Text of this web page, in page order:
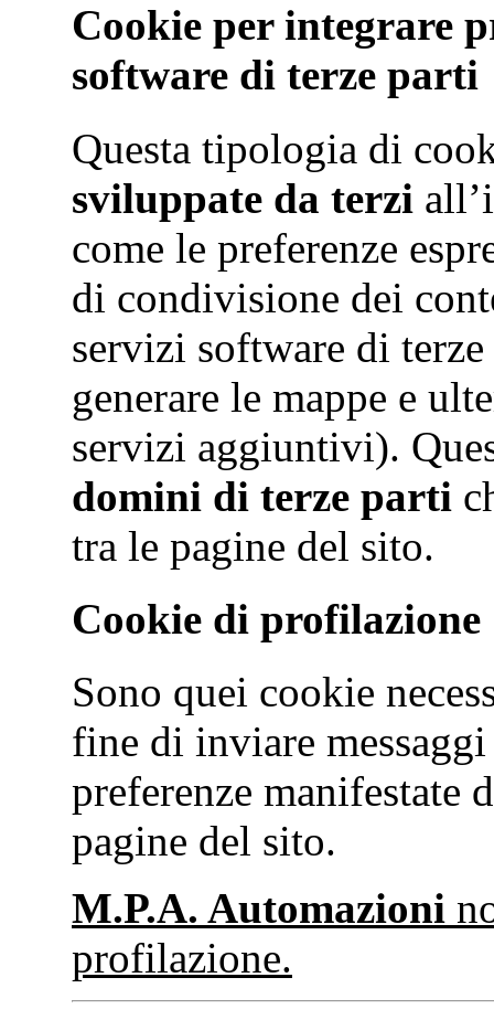
Cookie per integrare
software di terze parti
Questa tipologia di
sviluppate da terzi
come le preferenze
di condivisione dei
servizi software di
generare le mappe e
servizi aggiuntivi).
domini di terze parti
tra le pagine del sito.
Cookie di profilazione
Sono quei cookie
fine di inviare
preferenze manifestate
pagine del sito.
M.P.A. Automazioni
profilazione.